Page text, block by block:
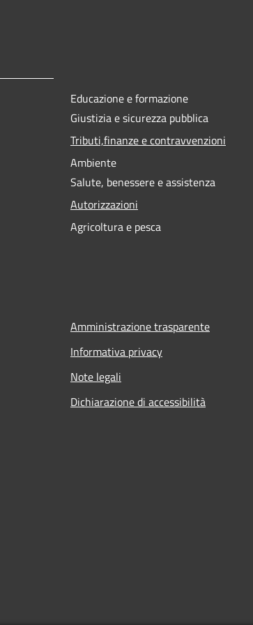
Educazione e formazione
Giustizia e sicurezza pubblica
Tributi,finanze e contravvenzioni
Ambiente
Salute, benessere e assistenza
Autorizzazioni
Agricoltura e pesca
Amministrazione trasparente
Informativa privacy
Note legali
Dichiarazione di accessibilità